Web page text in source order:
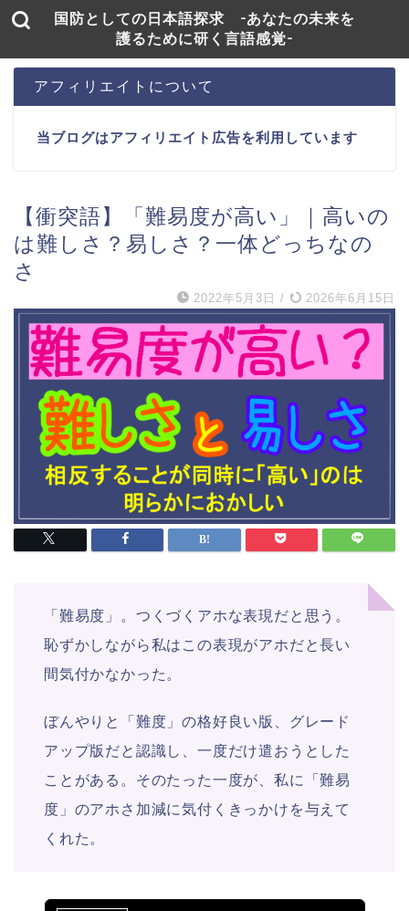
国防としての日本語探求 -あなたの未来を
護るために研く言語感覚-
アフィリエイトについて
当ブログはアフィリエイト広告を利用しています
【衝突語】「難易度が高い」｜高いの
は難しさ？易しさ？一体どっちなの
さ
2022年5月3日 / 2026年6月15日
「難易度」。つくづくアホな表現だと思う。
恥ずかしながら私はこの表現がアホだと長い
間気付かなかった。
ぼんやりと「難度」の格好良い版、グレード
アップ版だと認識し、一度だけ遣おうとした
ことがある。そのたった一度が、私に「難易
度」のアホさ加減に気付くきっかけを与えて
くれた。